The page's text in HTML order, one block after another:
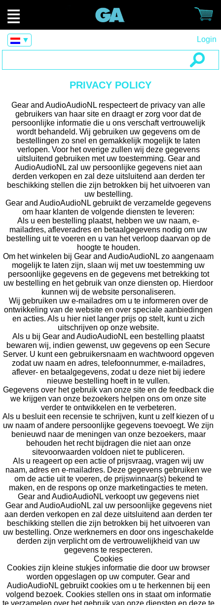
Login
▼
PRIVACY POLICY
Gear and AudioAudioNL respecteert de privacy van alle
gebruikers van haar site en draagt er zorg voor dat de
persoonlijke informatie die u ons verschaft vertrouwelijk
wordt behandeld. Wij gebruiken uw gegevens om de
bestellingen zo snel en gemakkelijk mogelijk te laten
verlopen. Voor het overige zullen wij deze gegevens
uitsluitend gebruiken met uw toestemming. Gear and
AudioAudioNL zal uw persoonlijke gegevens niet aan
derden verkopen en zal deze uitsluitend aan derden ter
beschikking stellen die zijn betrokken bij het uitvoeren van
uw bestelling.
Gear and AudioAudioNL gebruikt de verzamelde gegevens
om haar klanten de volgende diensten te leveren:
Als u een bestelling plaatst, hebben we uw naam, e-
mailadres, afleveradres en betaalgegevens nodig om uw
bestelling uit te voeren en u van het verloop daarvan op de
hoogte te houden.
Om het winkelen bij Gear and AudioAudioNL zo aangenaam
mogelijk te laten zijn, slaan wij met uw toestemming uw
persoonlijke gegevens en de gegevens met betrekking tot
uw bestelling en het gebruik van onze diensten op. Hierdoor
kunnen wij de website personaliseren.
Wij gebruiken uw e-mailadres om u te informeren over de
ontwikkeling van de website en over speciale aanbiedingen
en acties. Als u hier niet langer prijs op stelt, kunt u zich
uitschrijven op onze website.
Als u bij Gear and AudioAudioNL een bestelling plaatst
bewaren wij, indien gewenst, uw gegevens op een Secure
Server. U kunt een gebruikersnaam en wachtwoord opgeven
zodat uw naam en adres, telefoonnummer, e-mailadres,
aflever- en betaalgegevens, zodat u deze niet bij iedere
nieuwe bestelling hoeft in te vullen.
Gegevens over het gebruik van onze site en de feedback die
we krijgen van onze bezoekers helpen ons om onze site
verder te ontwikkelen en te verbeteren.
Als u besluit een recensie te schrijven, kunt u zelf kiezen of u
uw naam of andere persoonlijke gegevens toevoegt. We zijn
benieuwd naar de meningen van onze bezoekers, maar
behouden het recht bijdragen die niet aan onze
sitevoorwaarden voldoen niet te publiceren.
Als u reageert op een actie of prijsvraag, vragen wij uw
naam, adres en e-mailadres. Deze gegevens gebruiken we
om de actie uit te voeren, de prijswinnaar(s) bekend te
maken, en de respons op onze marketingacties te meten.
Gear and AudioAudioNL verkoopt uw gegevens niet
Gear and AudioAudioNL zal uw persoonlijke gegevens niet
aan derden verkopen en zal deze uitsluitend aan derden ter
beschikking stellen die zijn betrokken bij het uitvoeren van
uw bestelling. Onze werknemers en door ons ingeschakelde
derden zijn verplicht om de vertrouwelijkheid van uw
gegevens te respecteren.
Cookies
Cookies zijn kleine stukjes informatie die door uw browser
worden opgeslagen op uw computer. Gear and
AudioAudioNL gebruikt cookies om u te herkennen bij een
volgend bezoek. Cookies stellen ons in staat om informatie
te verzamelen over het gebruik van onze diensten en deze te